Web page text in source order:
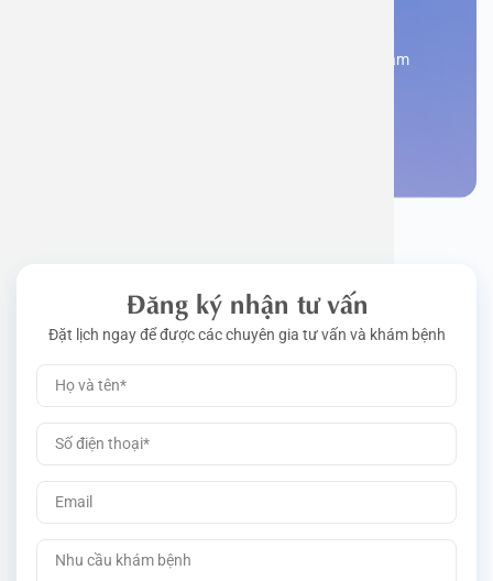
Đăng kí ngay để được các chuyên gia tư vấn và khám
Đăng ký nhận tư vấn
Đặt lịch ngay để được các chuyên gia tư vấn và khám bệnh